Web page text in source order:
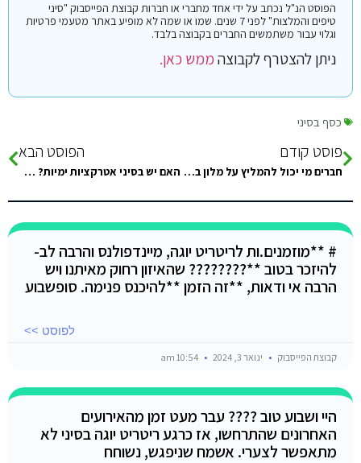
הפוסט הנ"ל נכתב על ידי אחד מחברי או חברות קבוצת הפייסבוק "סיני
טיפים והמלצות" לפני 7 שנים. שמו או שמה לא מופיע באתר מטעמי פרטיות
וגלוי עבור משתמשים החברים בקבוצה בלבד.
ניתן להצטרף לקבוצהממש כאן.
כסף בסיני
פוסט קודם
חברים מי יכול להמליץ על מלון בדהב תודה
הפוסט הבא
האם יש בסיני אטרקציות ימיות? אבובים, בננה וכו? אם כן, איפה ואם אתם זוכרים כמה זה עולה.
# **מוזמנים.ות לריטריט יוגה, מיינדפולנס והרבה לב-
להיזכר בטוב **???????? שהאיזון רחוק מאיתנו ויש
הרבה אי ודאות, **זה הזמן **להיכנס פנימה. סופשבוע
לפוסט >>
קבוצת הפייסבוק ינואר 3, 2024
היי ושבוע טוב ???? עבר מעט זמן מהאירועים
האחרונים שהתרחשו, אז כרגע ריטריט יוגה בסיני לא
מתאפשר לצערי. אשמח שניפגש, נשוחח